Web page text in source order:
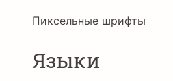
Пиксельные шрифты
Языки